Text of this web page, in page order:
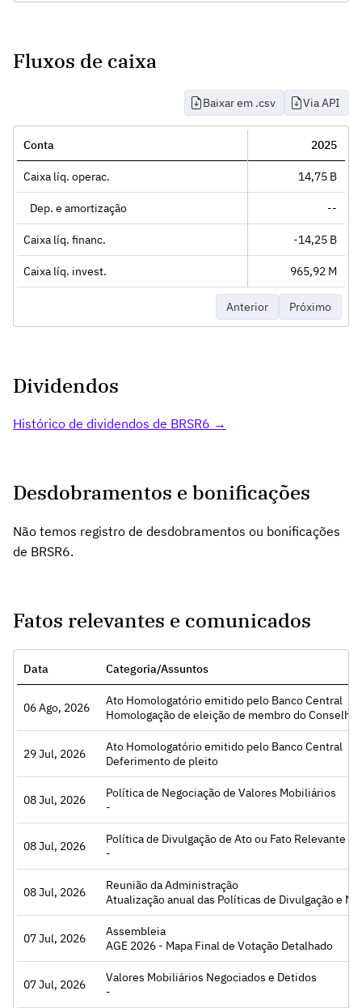
Fluxos de caixa
Baixar em .csv Via API
Conta 2025
Caixa líq. operac. 14,75 B
Dep. e amortização --
Caixa líq. financ. -14,25 B
Caixa líq. invest. 965,92 M
Anterior Próximo
Dividendos
Histórico de dividendos de BRSR6 →
Desdobramentos e bonificações
Não temos registro de desdobramentos ou bonificações
de BRSR6.
Fatos relevantes e comunicados
Data Categoria/Assuntos
06 Ago, 2026
Ato Homologatório emitido pelo Banco Central
Homologação de eleição de membro do Conselho de
Acessar
29 Jul, 2026
Ato Homologatório emitido pelo Banco Central
Deferimento de pleito
Acessar
08 Jul, 2026
Política de Negociação de Valores Mobiliários
-
Acessar
08 Jul, 2026
Política de Divulgação de Ato ou Fato Relevante
-
Acessar
08 Jul, 2026
Reunião da Administração
Atualização anual das Políticas de Divulgação e
Acessar
07 Jul, 2026
Assembleia
AGE 2026 - Mapa Final de Votação Detalhado
Acessar
07 Jul, 2026
Valores Mobiliários Negociados e Detidos
-
Acessar